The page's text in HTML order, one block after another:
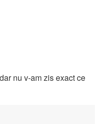
nu v-am zis exact ce